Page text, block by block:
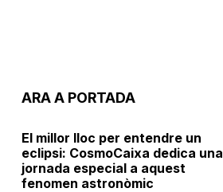
ARA A PORTADA
El millor lloc per entendre un
eclipsi: CosmoCaixa dedica una
jornada especial a aquest
fenomen astronòmic